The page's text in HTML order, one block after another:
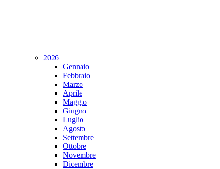
2026
Gennaio
Febbraio
Marzo
Aprile
Maggio
Giugno
Luglio
Agosto
Settembre
Ottobre
Novembre
Dicembre